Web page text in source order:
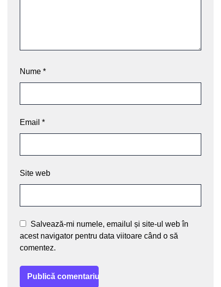
Nume *
Email *
Site web
Salvează-mi numele, emailul și site-ul web în
acest navigator pentru data viitoare când o să
comentez.